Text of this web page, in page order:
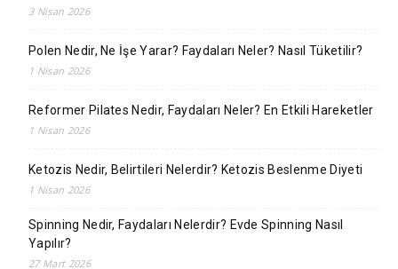
3 Nisan 2026
Polen Nedir, Ne İşe Yarar? Faydaları Neler? Nasıl Tüketilir?
1 Nisan 2026
Reformer Pilates Nedir, Faydaları Neler? En Etkili Hareketler
1 Nisan 2026
Ketozis Nedir, Belirtileri Nelerdir? Ketozis Beslenme Diyeti
1 Nisan 2026
Spinning Nedir, Faydaları Nelerdir? Evde Spinning Nasıl
Yapılır?
27 Mart 2026